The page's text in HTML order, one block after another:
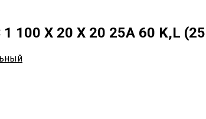
100 Х 20 Х 20 25А 60 K,L